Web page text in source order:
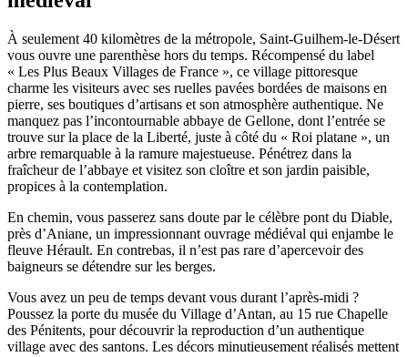
À seulement 40 kilomètres de la métropole, Saint-Guilhem-le-Désert
vous ouvre une parenthèse hors du temps. Récompensé du label
« Les Plus Beaux Villages de France », ce village pittoresque
charme les visiteurs avec ses ruelles pavées bordées de maisons en
pierre, ses boutiques d’artisans et son atmosphère authentique. Ne
manquez pas l’incontournable abbaye de Gellone, dont l’entrée se
trouve sur la place de la Liberté, juste à côté du « Roi platane », un
arbre remarquable à la ramure majestueuse. Pénétrez dans la
fraîcheur de l’abbaye et visitez son cloître et son jardin paisible,
propices à la contemplation.
En chemin, vous passerez sans doute par le célèbre pont du Diable,
près d’Aniane, un impressionnant ouvrage médiéval qui enjambe le
fleuve Hérault. En contrebas, il n’est pas rare d’apercevoir des
baigneurs se détendre sur les berges.
Vous avez un peu de temps devant vous durant l’après-midi ?
Poussez la porte du musée du Village d’Antan, au 15 rue Chapelle
des Pénitents, pour découvrir la reproduction d’un authentique
village avec des santons. Les décors minutieusement réalisés mettent